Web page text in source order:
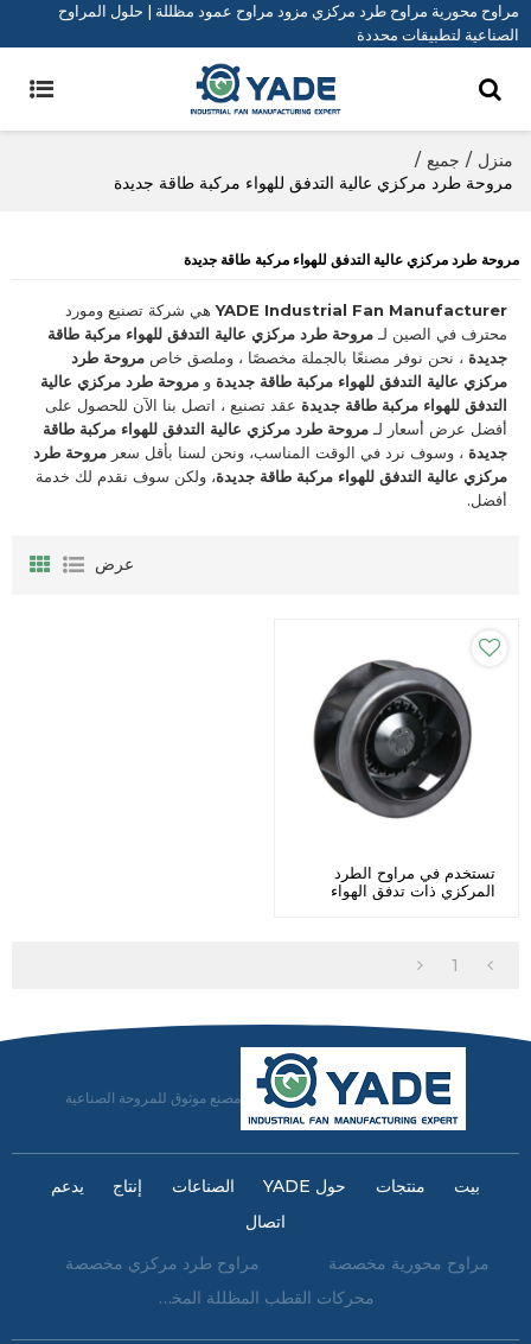
مراوح محورية مراوح طرد مركزي مزود مراوح عمود مظللة | حلول المراوح
الصناعية لتطبيقات محددة
منزل / جميع /
مروحة طرد مركزي عالية التدفق للهواء مركبة طاقة جديدة
مروحة طرد مركزي عالية التدفق للهواء مركبة طاقة جديدة
YADE Industrial Fan Manufacturerهي شركة تصنيع ومورد
محترف في الصين لـ مروحة طرد مركزي عالية التدفق للهواء مركبة طاقة
جديدة ، نحن نوفر مصنعًا بالجملة مخصصًا ، وملصق خاص مروحة طرد
مركزي عالية التدفق للهواء مركبة طاقة جديدة و مروحة طرد مركزي عالية
التدفق للهواء مركبة طاقة جديدة عقد تصنيع ، اتصل بنا الآن للحصول على
أفضل عرض أسعار لـ مروحة طرد مركزي عالية التدفق للهواء مركبة طاقة
جديدة ، وسوف نرد في الوقت المناسب، ونحن لسنا بأقل سعر مروحة طرد
مركزي عالية التدفق للهواء مركبة طاقة جديدة، ولكن سوف نقدم لك خدمة
أفضل.
عرض
تستخدم في مراوح الطرد
المركزي ذات تدفق الهواء
1
مصنع موثوق للمروحة الصناعية
بيت منتجات حول YADE الصناعات إنتاج
يدعم
اتصال
مراوح محورية مخصصة
مراوح طرد مركزي مخصصة
محركات القطب المظللة المخصصة